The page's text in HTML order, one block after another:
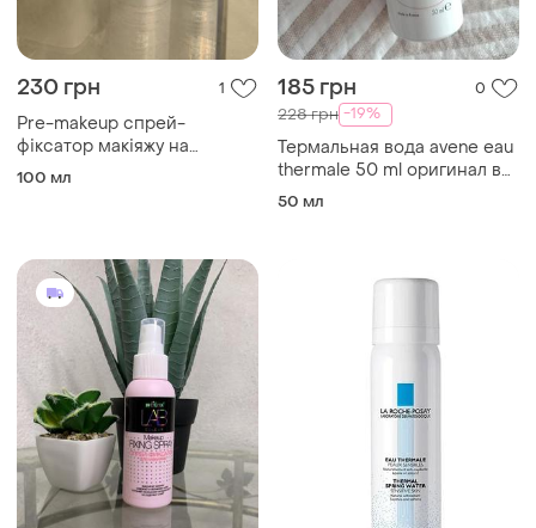
230 грн 1
Pre-makeup спрей-
фіксатор макіяжу на
термальній воді 100 мл
100 мл
185 грн 0
228 грн -19%
Термальная вода avene eau
thermale 50 ml оригинал в
сумочке
50 мл